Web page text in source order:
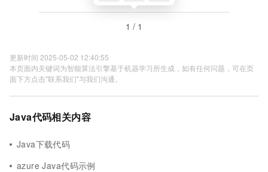
1 / 1
更新时间 2025-05-02 12:40:55
本页面内关键词为智能算法引擎基于机器学习所生成，如有任何问题，可在页
面下方点击"联系我们"与我们沟通。
Java代码相关内容
Java下载代码
azure Java代码示例